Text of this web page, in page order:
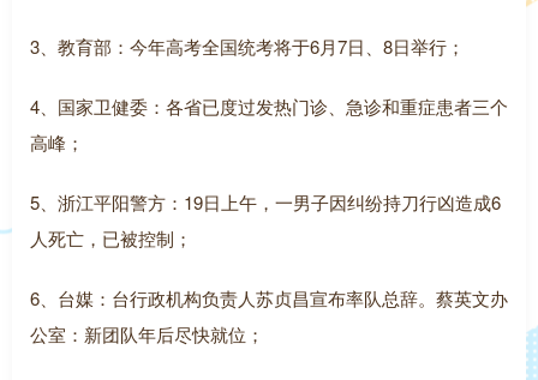
3、教育部：今年高考全国统考将于6月7日、8日举行；
4、国家卫健委：各省已度过发热门诊、急诊和重症患者三个
高峰；
5、浙江平阳警方：19日上午，一男子因纠纷持刀行凶造成6
人死亡，已被控制；
6、台媒：台行政机构负责人苏贞昌宣布率队总辞。蔡英文办
公室：新团队年后尽快就位；